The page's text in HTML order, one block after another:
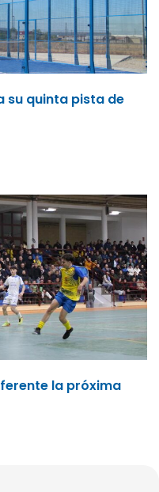
su quinta pista de
la próxima